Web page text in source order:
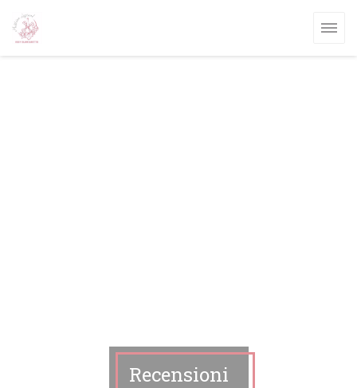
Recensioni